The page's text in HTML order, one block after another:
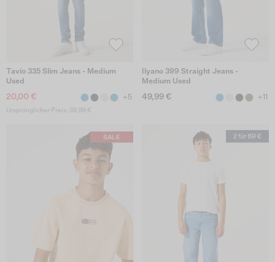
Tavio 335 Slim Jeans - Medium
Used
20,00 € +5
Ursprünglicher Preis: 39,99 €
Ilyano 399 Straight Jeans -
Medium Used
49,99 € +11